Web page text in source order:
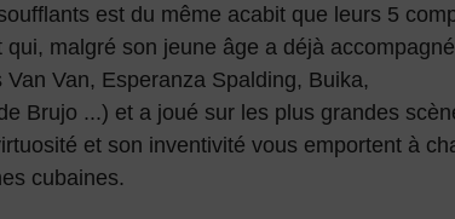
est du même acabit que leurs 5
qui, malgré son jeune âge a déjà
Van, Esperanza Spalding, Buika,
Brujo ...) et a joué sur les plus grandes
et son inventivité vous emportent à
cubaines.